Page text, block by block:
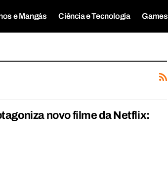
e Mangás Ciência e Tecnologia Games
novo filme da Netflix: